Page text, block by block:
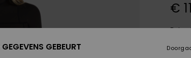
€
GEBEURT